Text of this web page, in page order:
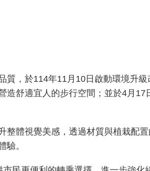
，於114年11月10日啟動環境升
舒適宜人的步行空間；並於4月
體視覺美感，透過材質與植栽配
驗。